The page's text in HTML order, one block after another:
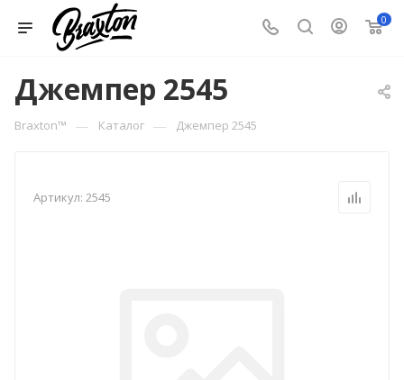
0
Джемпер 2545
Braxton™ — Каталог — Джемпер 2545
Артикул: 2545